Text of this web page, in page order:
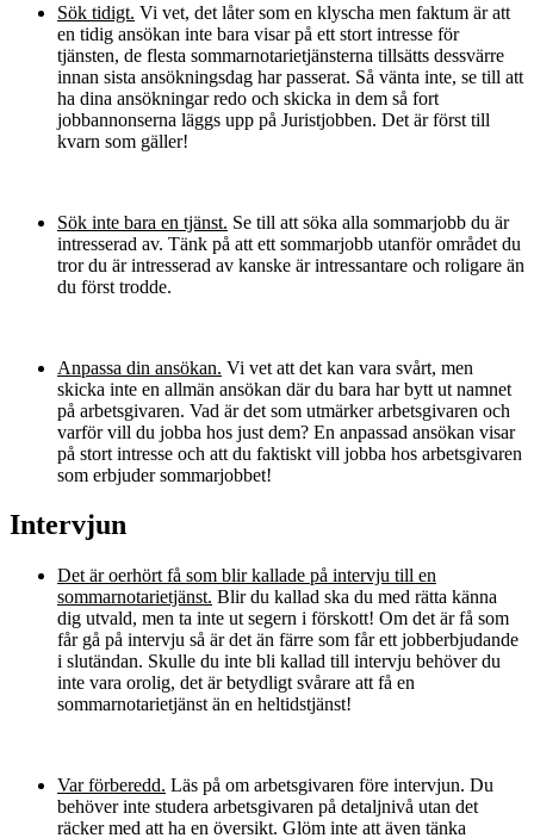
Sök tidigt. Vi vet, det låter som en klyscha men faktum är att
en tidig ansökan inte bara visar på ett stort intresse för
tjänsten, de flesta sommarnotarietjänsterna tillsätts dessvärre
innan sista ansökningsdag har passerat. Så vänta inte, se till att
ha dina ansökningar redo och skicka in dem så fort
jobbannonserna läggs upp på Juristjobben. Det är först till
kvarn som gäller!
Sök inte bara en tjänst. Se till att söka alla sommarjobb du är
intresserad av. Tänk på att ett sommarjobb utanför området du
tror du är intresserad av kanske är intressantare och roligare än
du först trodde.
Anpassa din ansökan. Vi vet att det kan vara svårt, men
skicka inte en allmän ansökan där du bara har bytt ut namnet
på arbetsgivaren. Vad är det som utmärker arbetsgivaren och
varför vill du jobba hos just dem? En anpassad ansökan visar
på stort intresse och att du faktiskt vill jobba hos arbetsgivaren
som erbjuder sommarjobbet!
Intervjun
Det är oerhört få som blir kallade på intervju till en
sommarnotarietjänst. Blir du kallad ska du med rätta känna
dig utvald, men ta inte ut segern i förskott! Om det är få som
får gå på intervju så är det än färre som får ett jobberbjudande
i slutändan. Skulle du inte bli kallad till intervju behöver du
inte vara orolig, det är betydligt svårare att få en
sommarnotarietjänst än en heltidstjänst!
Var förberedd. Läs på om arbetsgivaren före intervjun. Du
behöver inte studera arbetsgivaren på detaljnivå utan det
räcker med att ha en översikt. Glöm inte att även tänka